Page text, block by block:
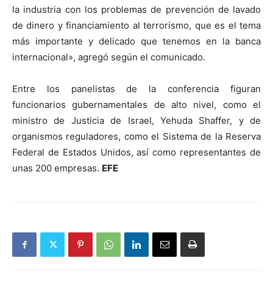
la industria con los problemas de prevención de lavado
de dinero y financiamiento al terrorismo, que es el tema
más importante y delicado que tenemos en la banca
internacional», agregó según el comunicado.
Entre los panelistas de la conferencia figuran
funcionarios gubernamentales de alto nivel, como el
ministro de Justicia de Israel, Yehuda Shaffer, y de
organismos reguladores, como el Sistema de la Reserva
Federal de Estados Unidos, así como representantes de
unas 200 empresas. EFE